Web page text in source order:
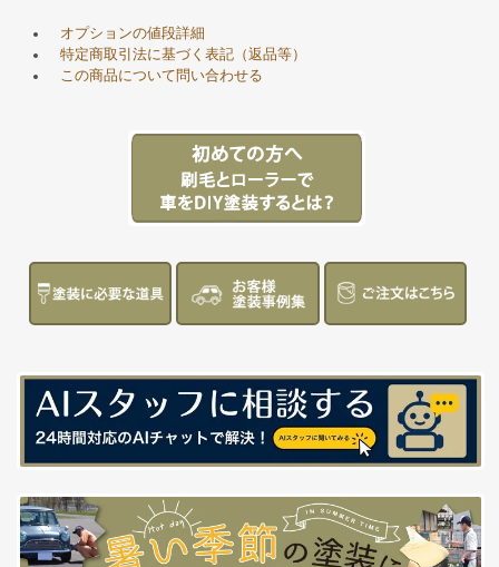
オプションの値段詳細
特定商取引法に基づく表記（返品等）
この商品について問い合わせる